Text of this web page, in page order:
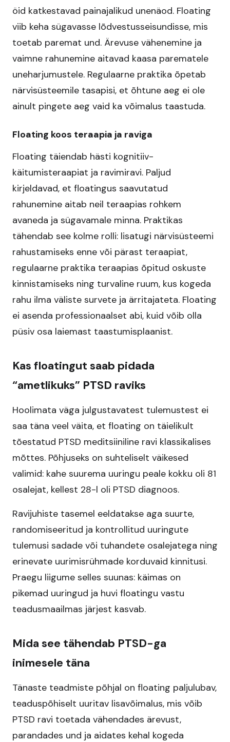
öid katkestavad painajalikud unenäod. Floating
viib keha sügavasse lõdvestusseisundisse, mis
toetab paremat und. Ärevuse vähenemine ja
vaimne rahunemine aitavad kaasa parematele
uneharjumustele. Regulaarne praktika õpetab
närvisüsteemile tasapisi, et õhtune aeg ei ole
ainult pingete aeg vaid ka võimalus taastuda.
Floating koos teraapia ja raviga
Floating täiendab hästi kognitiiv-
käitumisteraapiat ja ravimiravi. Paljud
kirjeldavad, et floatingus saavutatud
rahunemine aitab neil teraapias rohkem
avaneda ja sügavamale minna. Praktikas
tähendab see kolme rolli: lisatugi närvisüsteemi
rahustamiseks enne või pärast teraapiat,
regulaarne praktika teraapias õpitud oskuste
kinnistamiseks ning turvaline ruum, kus kogeda
rahu ilma väliste survete ja ärritajateta. Floating
ei asenda professionaalset abi, kuid võib olla
püsiv osa laiemast taastumisplaanist.
Kas floatingut saab pidada
“ametlikuks” PTSD raviks
Hoolimata väga julgustavatest tulemustest ei
saa täna veel väita, et floating on täielikult
tõestatud PTSD meditsiiniline ravi klassikalises
mõttes. Põhjuseks on suhteliselt väikesed
valimid: kahe suurema uuringu peale kokku oli 81
osalejat, kellest 28-l oli PTSD diagnoos.​
Ravijuhiste tasemel eeldatakse aga suurte,
randomiseeritud ja kontrollitud uuringute
tulemusi sadade või tuhandete osalejatega ning
erinevate uurimisrühmade korduvaid kinnitusi.
Praegu liigume selles suunas: käimas on
pikemad uuringud ja huvi floatingu vastu
teadusmaailmas järjest kasvab.​
Mida see tähendab PTSD-ga
inimesele täna
Tänaste teadmiste põhjal on floating paljulubav,
teaduspõhiselt uuritav lisavõimalus, mis võib
PTSD ravi toetada vähendades ärevust,
parandades und ja aidates kehal kogeda